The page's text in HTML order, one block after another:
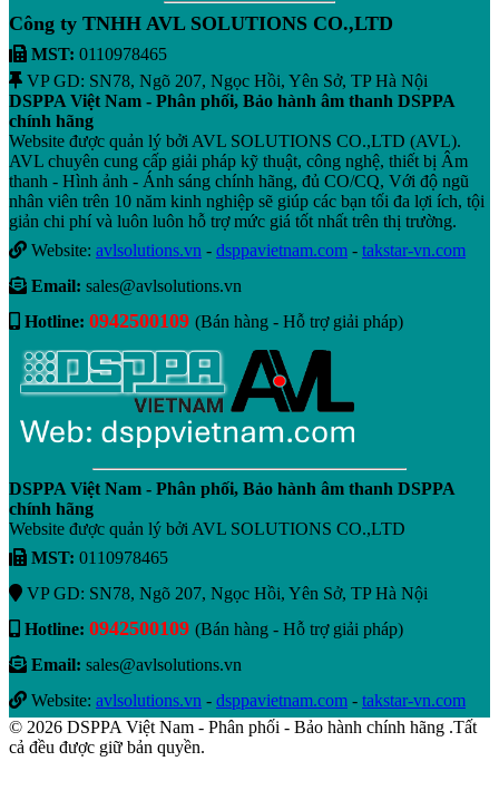
Công ty TNHH AVL SOLUTIONS CO.,LTD
MST: 0110978465
VP GD: SN78, Ngõ 207, Ngọc Hồi, Yên Sở, TP Hà Nội
DSPPA Việt Nam - Phân phối, Bảo hành âm thanh DSPPA
chính hãng
Website được quản lý bởi AVL SOLUTIONS CO.,LTD (AVL).
AVL chuyên cung cấp giải pháp kỹ thuật, công nghệ, thiết bị Âm
thanh - Hình ảnh - Ánh sáng chính hãng, đủ CO/CQ, Với độ ngũ
nhân viên trên 10 năm kinh nghiệp sẽ giúp các bạn tối đa lợi ích, tội
giản chi phí và luôn luôn hỗ trợ mức giá tốt nhất trên thị trường.
Website: avlsolutions.vn - dsppavietnam.com - takstar-vn.com
Email: sales@avlsolutions.vn
Hotline: 0942500109 (Bán hàng - Hỗ trợ giải pháp)
DSPPA Việt Nam - Phân phối, Bảo hành âm thanh DSPPA
chính hãng
Website được quản lý bởi AVL SOLUTIONS CO.,LTD
MST: 0110978465
VP GD: SN78, Ngõ 207, Ngọc Hồi, Yên Sở, TP Hà Nội
Hotline: 0942500109 (Bán hàng - Hỗ trợ giải pháp)
Email: sales@avlsolutions.vn
Website: avlsolutions.vn - dsppavietnam.com - takstar-vn.com
© 2026 DSPPA Việt Nam - Phân phối - Bảo hành chính hãng .Tất
cả đều được giữ bản quyền.